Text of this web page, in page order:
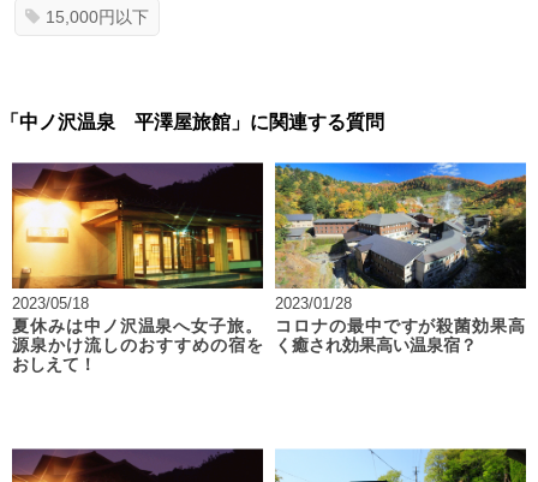
15,000円以下
「中ノ沢温泉 平澤屋旅館」に関連する質問
2023/05/18
夏休みは中ノ沢温泉へ女子旅。
源泉かけ流しのおすすめの宿を
おしえて！
2023/01/28
コロナの最中ですが殺菌効果高
く癒され効果高い温泉宿？